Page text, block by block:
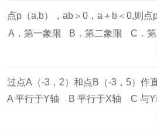
点p（a,b），ab＞0，a＋b＜0,
A．第一象限
B．第二象限 C．
过点A（-3，2）和点B（-3，5）
A 平行于Y轴 B 平行于X轴 C 与